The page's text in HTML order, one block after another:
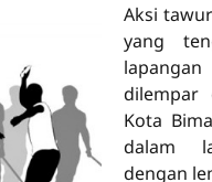
Aksi
yang
dilempar
Kota
dalam
dengan